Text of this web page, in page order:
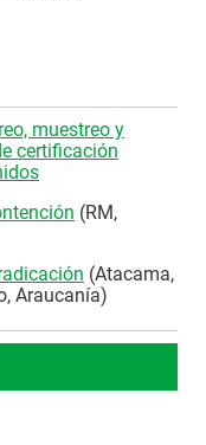
muestreo y
certificación
(RM,
(Atacama,
Araucanía)